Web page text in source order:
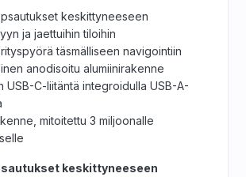
keskittyneeseen
ja jaettuihin tiloihin
täsmälliseen navigointiin
anodisoitu alumiinirakenne
USB-C-liitäntä integroidulla USB-A-
mitoitettu 3 miljoonalle
keskittyneeseen